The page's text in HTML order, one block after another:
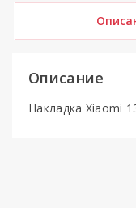
Описание
Накладка Xiaomi